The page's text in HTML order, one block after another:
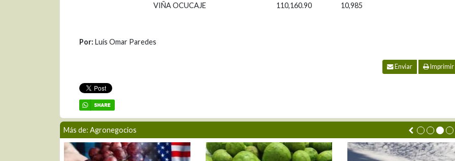
VIÑA OCUCAJE 110,160.90 10,985
Por: Luís Omar Paredes
Enviar Imprimir
Más de: Agronegocios